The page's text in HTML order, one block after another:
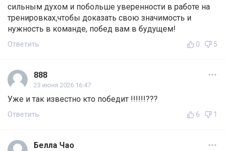
сильным духом и побольше уверенности в работе на
тренировках,чтобы доказать свою значимость и
нужность в команде, побед вам в будущем!
Ответить 0 5
888
23 июня 2026 16:47
Уже и так известно кто победит !!!!!!???
Ответить 6 1
Белла Чао